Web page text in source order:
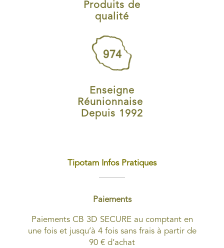
Produits de
qualité
Enseigne
Réunionnaise
Depuis 1992
Tipotam Infos Pratiques
Paiements
Paiements CB 3D SECURE au comptant en
une fois et jusqu’à 4 fois sans frais à partir de
90 € d’achat